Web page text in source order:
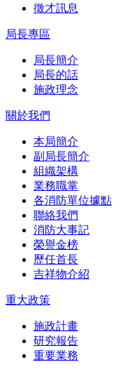
徵才訊息
局長專區
局長簡介
局長的話
施政理念
關於我們
本局簡介
副局長簡介
組織架構
業務職掌
各消防單位據點
聯絡我們
消防大事記
榮譽金榜
歷任首長
吉祥物介紹
重大政策
施政計畫
研究報告
重要業務